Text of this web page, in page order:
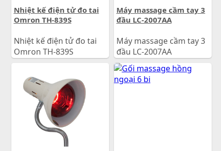
Nhiệt kế điện tử đo tai
Omron TH-839S
Nhiệt kế điện tử đo tai
Omron TH-839S
880.000
Máy massage cầm tay 3
đầu LC-2007AA
Máy massage cầm tay 3
đầu LC-2007AA
Giá:390.000đ